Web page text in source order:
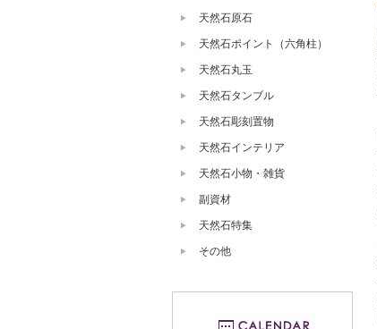
天然石原石
天然石ポイント（六角柱）
天然石丸玉
天然石タンブル
天然石彫刻置物
天然石インテリア
天然石小物・雑貨
副資材
天然石特集
その他